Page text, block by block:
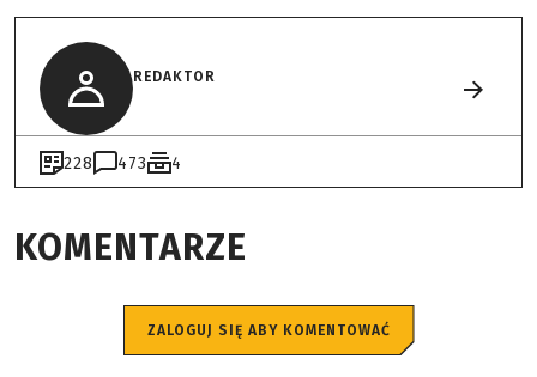
REDAKTOR
228 473 4
KOMENTARZE
ZALOGUJ SIĘ ABY KOMENTOWAĆ